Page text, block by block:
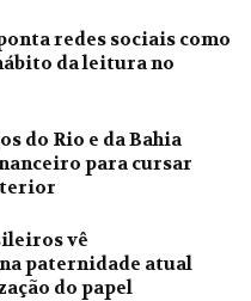
redes sociais como
da leitura no
do Rio e da Bahia
para cursar
vê
paternidade atual
do papel